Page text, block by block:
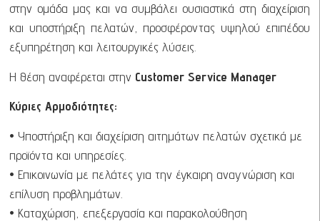
στην ομάδα μας και να συμβάλει ουσιαστικά στη διαχείριση
και υποστήριξη πελατών, προσφέροντας υψηλού επιπέδου
εξυπηρέτηση και λειτουργικές λύσεις.
Η θέση αναφέρεται στην Customer Service Manager
Κύριες Αρμοδιότητες:
• Υποστήριξη και διαχείριση αιτημάτων πελατών σχετικά με
προϊόντα και υπηρεσίες.
• Επικοινωνία με πελάτες για την έγκαιρη αναγνώριση και
επίλυση προβλημάτων.
• Καταχώριση, επεξεργασία και παρακολούθηση